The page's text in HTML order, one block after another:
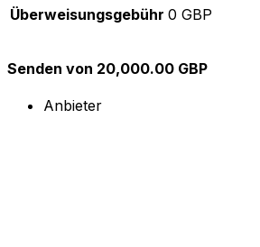
Überweisungsgebühr 0 GBP
Senden von 20,000.00 GBP
Anbieter